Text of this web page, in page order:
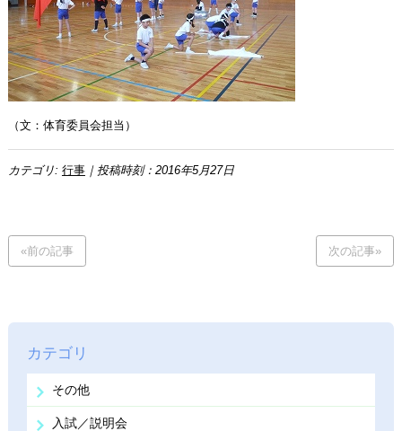
（文：体育委員会担当）
カテゴリ: 行事｜投稿時刻：2016年5月27日
«前の記事 次の記事»
カテゴリ
その他
入試／説明会